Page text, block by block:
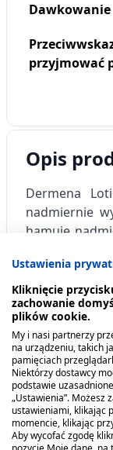
Dermena Men,
hamuje
Dawkowanie
przyjmować
Opis
Dermena
nadmiernie
hamuje
podrażnienia
nawilża
gęstsze.
Kiedy
Okresowe
kobiet
Ustawienia
Kliknięcie
zachowanie
plików cookie.
My i nasi partnerzy
na urządzeniu, takich
pamięciach
Niektórzy dostawcy
podstawie
„Ustawienia”. Możesz
ustawieniami, klikając
momencie, klikając
Aby wycofać zgodę
pozycję Moje dane, na